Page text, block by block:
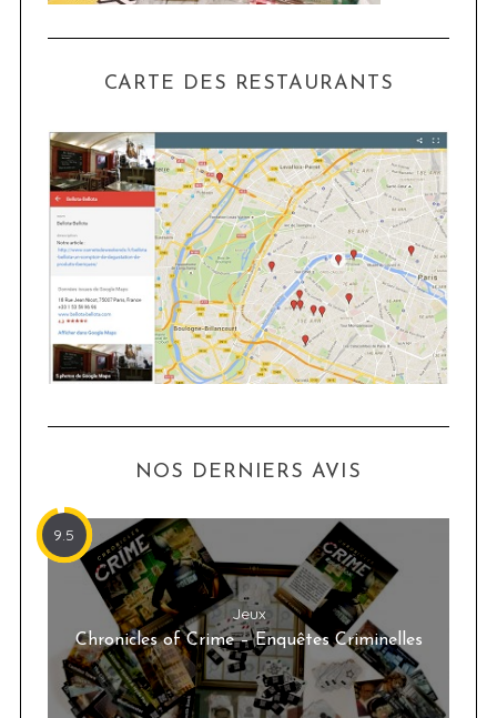
CARTE DES RESTAURANTS
NOS DERNIERS AVIS
9.5
Jeux
Chronicles of Crime – Enquêtes Criminelles